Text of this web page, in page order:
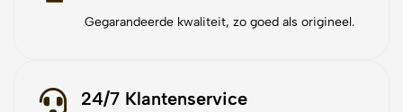
Gegarandeerde kwaliteit, zo goed als origineel.
24/7 Klantenservice